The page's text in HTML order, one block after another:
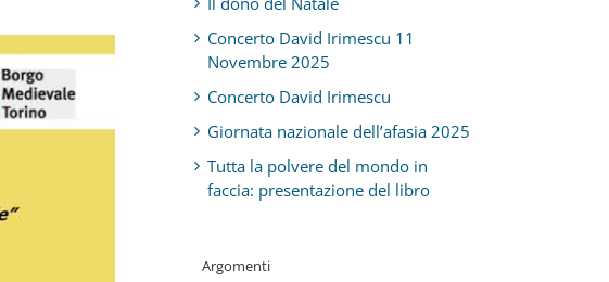
Concerto David Irimescu 11
Novembre 2025
Concerto David Irimescu
Giornata nazionale dell’afasia 2025
Tutta la polvere del mondo in
faccia: presentazione del libro
Argomenti